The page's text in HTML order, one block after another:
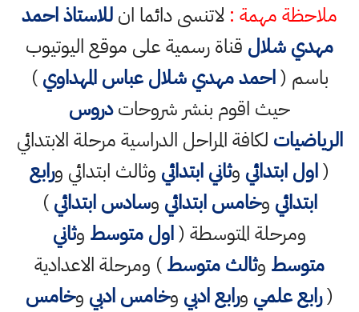
ملاحظة مهمة : لاتنسى دائما انللاستاذ احمد
مهدي شلال قناة رسمية على موقع اليوتيوب
باسم (احمد مهدي شلال عباس المهداوي)
حيث اقوم بنشر شروحاتدروس
الرياضيات لكافة المراحل الدراسية مرحلة الابتدائي
(اول ابتدائي وثاني ابتدائي وثالث ابتدائي ورابع
ابتدائي وخامس ابتدائي وسادس ابتدائي)
ومرحلة المتوسطة (اول متوسط وثاني
متوسط وثالث متوسط) ومرحلة الاعدادية
(رابع علمي ورابع ادبي وخامس ادبي وخامس